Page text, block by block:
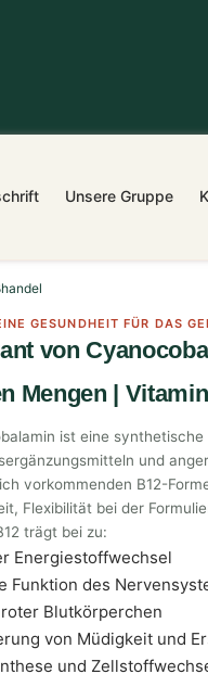
Unsere Gruppe
GESUNDHEIT FÜR DAS
von
Mengen |
ist eine
und
vorkommenden B12-
Flexibilität bei der
trägt bei zu:
Energiestoffwechsel
Funktion des
Blutkörperchen
von Müdigkeit und
und